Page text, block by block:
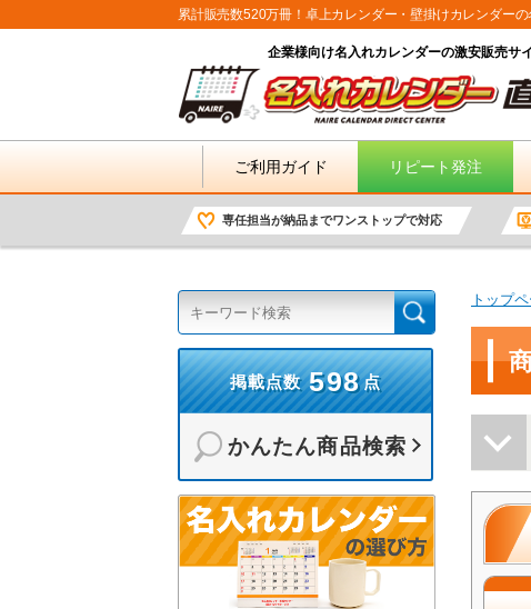
累計販売数520万冊！卓上カレンダー・壁掛けカレンダーの
企業様向け名入れカレンダーの激安販売サ
ご利用ガイド リピート発注
専任担当が納品までワンストップで対応
トップ
掲載点数 598点
かんたん商品検索